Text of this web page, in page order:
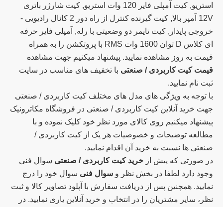
استریو, کیت آمپلی فایر 120 وات استریو, کیت شارژر باتری
12V آمپر بالا, کیت گیرنده کنترل از راه دور 2 کانال رادیویی -
خروجی پایدار, کیت تایمر دو وضعیتی با رله, آمپلی فایر حرفه
ای کلاس D توان 1600 وات RMS با پروتکشن را به همراه
قیمت به روز مشاهده نمایید. پیشنهاد میکنیم جهت مشاهده
قیمت کیت کاربردی / صنعتی با تخفیف های مناسب در سایت
ثبت نام نمایید.
با توجه به ویژگی های مدل های مختلف کیت کاربردی / صنعتی
جهت خرید آنلاین کیت کاربردی / صنعتی در فروشگاه مکاترونیک
پیشنهاد میکنیم روی کالای مورد نظر خود کلیک نموده و با
مطالعه توضیحات و خصوصیات هر یک از کیت کاربردی /
صنعتی ها نسبت به خرید آن اقدام نمایید.
در صورتی که پیش از خرید کیت کاربردی / صنعتی سوال فنی
وجود دارد لطفا در بخش نظر و سوال فنی سوال خود را درج
نمایید. همچنین پس از دریافت سفارش با آپلود تصاویر کالا و ثبت
نظر، سایر مشتریان را در انتخاب و خرید آنلاین یاری نمایید. در